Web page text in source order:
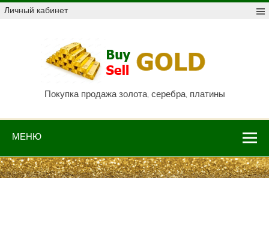
Skip
toЛичный кабинет
Покупка продажа золота, серебра, платины
МЕНЮ